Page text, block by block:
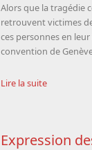
Alors que la tragédie
retrouvent victimes
ces personnes en
convention de
Lire la suite
Expression